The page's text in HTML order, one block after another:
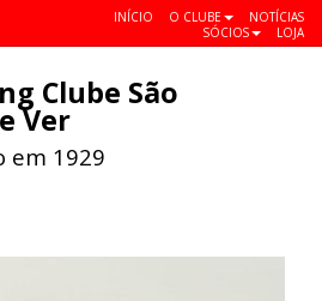
INÍCIO O CLUBE
NOTÍCIAS
SÓCIOS
LOJA
Clube São
Ver
em 1929